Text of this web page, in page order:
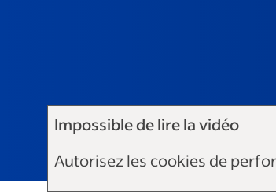
Impossible de lire la vidéo
Autorisez les cookies de